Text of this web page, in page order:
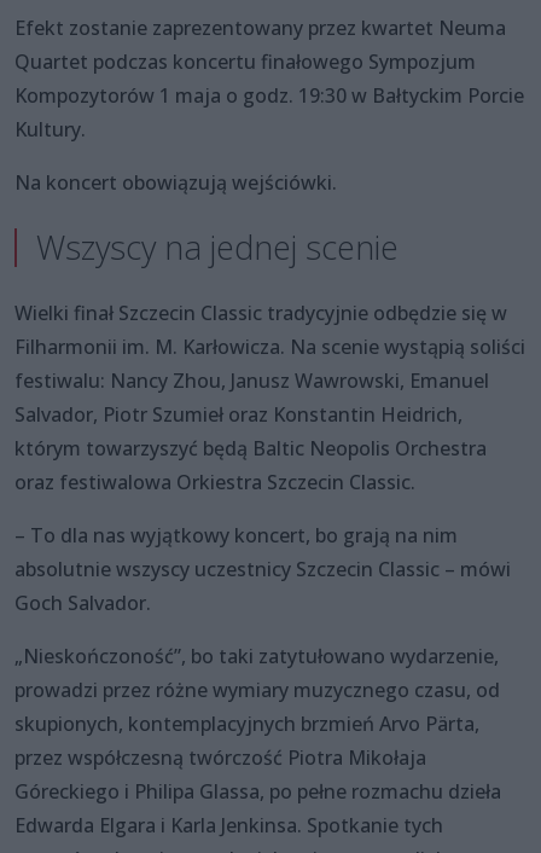
Efekt zostanie zaprezentowany przez kwartet Neuma
Quartet podczas koncertu finałowego Sympozjum
Kompozytorów 1 maja o godz. 19:30 w Bałtyckim Porcie
Kultury.
Na koncert obowiązują wejściówki.
Wszyscy na jednej scenie
Wielki finał Szczecin Classic tradycyjnie odbędzie się w
Filharmonii im. M. Karłowicza. Na scenie wystąpią soliści
festiwalu: Nancy Zhou, Janusz Wawrowski, Emanuel
Salvador, Piotr Szumieł oraz Konstantin Heidrich,
którym towarzyszyć będą Baltic Neopolis Orchestra
oraz festiwalowa Orkiestra Szczecin Classic.
– To dla nas wyjątkowy koncert, bo grają na nim
absolutnie wszyscy uczestnicy Szczecin Classic – mówi
Goch Salvador.
„Nieskończoność”, bo taki zatytułowano wydarzenie,
prowadzi przez różne wymiary muzycznego czasu, od
skupionych, kontemplacyjnych brzmień Arvo Pärta,
przez współczesną twórczość Piotra Mikołaja
Góreckiego i Philipa Glassa, po pełne rozmachu dzieła
Edwarda Elgara i Karla Jenkinsa. Spotkanie tych